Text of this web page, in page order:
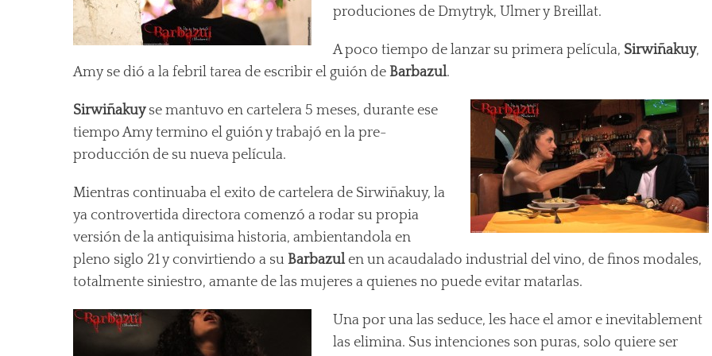
produciones de Dmytryk, Ulmer y Breillat.
A poco tiempo de lanzar su primera película, Sirwiñakuy,
Amy se dió a la febril tarea de escribir el guión de Barbazul.
Sirwiñakuyse mantuvo en cartelera 5 meses, durante ese
tiempo Amy termino el guión y trabajó en la pre-
producción de su nueva película.
Mientras continuaba el exito de cartelera de Sirwiñakuy, la
ya controvertida directora comenzó a rodar su propia
versión de la antiquisima historia, ambientandola en
pleno siglo 21 y convirtiendo a su Barbazulen un acaudalado industrial del vino, de finos modales,
totalmente siniestro, amante de las mujeres a quienes no puede evitar matarlas.
Una por una las seduce, les hace el amor e inevitablement
las elimina. Sus intenciones son puras, solo quiere ser